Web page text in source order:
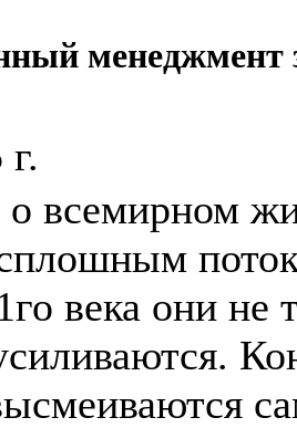
менеджмент
о всемирном
века они не